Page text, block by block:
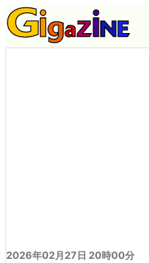
2026年02月27日 20時00分